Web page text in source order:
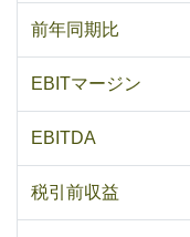
前年同期比
EBITマージン
EBITDA
税引前収益